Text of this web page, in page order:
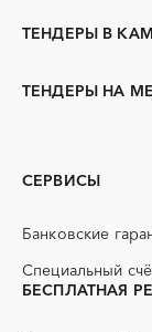
ТЕНДЕРЫ В
Тендеры
PR
АЭС
ТЕНДЕРЫ НА
Новоалтайск
СЕРВИСЫ
Банковские
Специальный
БЕСПЛАТНАЯ